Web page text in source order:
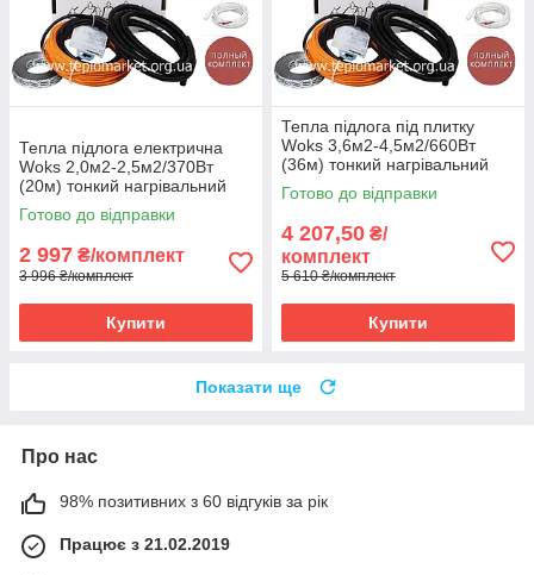
Тепла підлога електрична
Woks 2,0м2-2,5м2/370Вт
(20м) тонкий нагрівальний
кабель під
плитку+терморегулятор E51
Готово до відправки
2 997 ₴/комплект
3 996 ₴/комплект
Купити
Тепла підлога під плитку
Woks 3,6м2-4,5м2/660Вт
(36м) тонкий нагрівальний
кабель +терморегулятор E51
Готово до відправки
4 207,50 ₴/
комплект
5 610 ₴/комплект
Купити
Показати ще
Про нас
98% позитивних з 60 відгуків за рік
Працює з 21.02.2019